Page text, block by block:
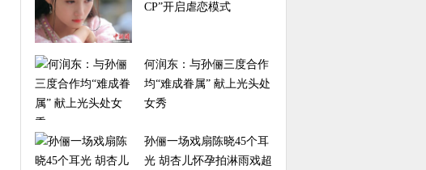
CP”开启虐恋模式
何润东：与孙俪三度合作
均“难成眷属” 献上光头处
女秀
孙俪一场戏扇陈晓45个耳
光 胡杏儿怀孕拍淋雨戏超